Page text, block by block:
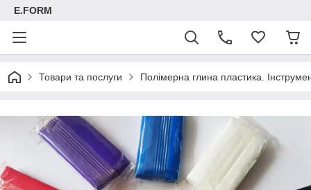
E.FORM
Товари та послуги Полімерна глина пластика.